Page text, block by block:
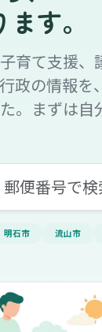
す。
育て支援、
政の情報を
。まずは自
明石市 流山市